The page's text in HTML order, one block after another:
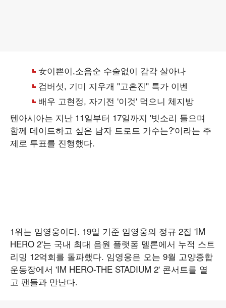
텐아시아는 지난 11일부터 17일까지 '빗소리 들으며
함께 데이트하고 싶은 남자 트로트 가수는?'이라는 주
제로 투표를 진행했다.
1위는 임영웅이다. 19일 기준 임영웅의 정규 2집 'IM
HERO 2'는 국내 최대 음원 플랫폼 멜론에서 누적 스트
리밍 12억회를 돌파했다. 임영웅은 오는 9월 고양종합
운동장에서 'IM HERO-THE STADIUM 2' 콘서트를 열
고 팬들과 만난다.